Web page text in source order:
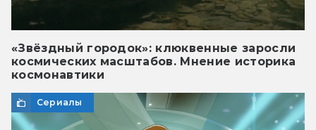
«Звёздный городок»: клюквенные заросли
космических масштабов. Мнение историка
космонавтики
Сериалы